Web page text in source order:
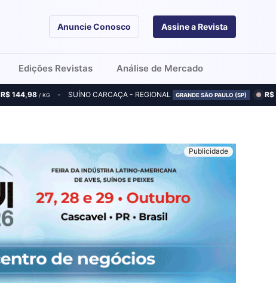
Anuncie Conosco Assine a Revista
Edições Revistas Análise de Mercado
R$ 144,98 / KG SUÍNO CARCAÇA - REGIONAL GRANDE SÃO PAULO (SP)